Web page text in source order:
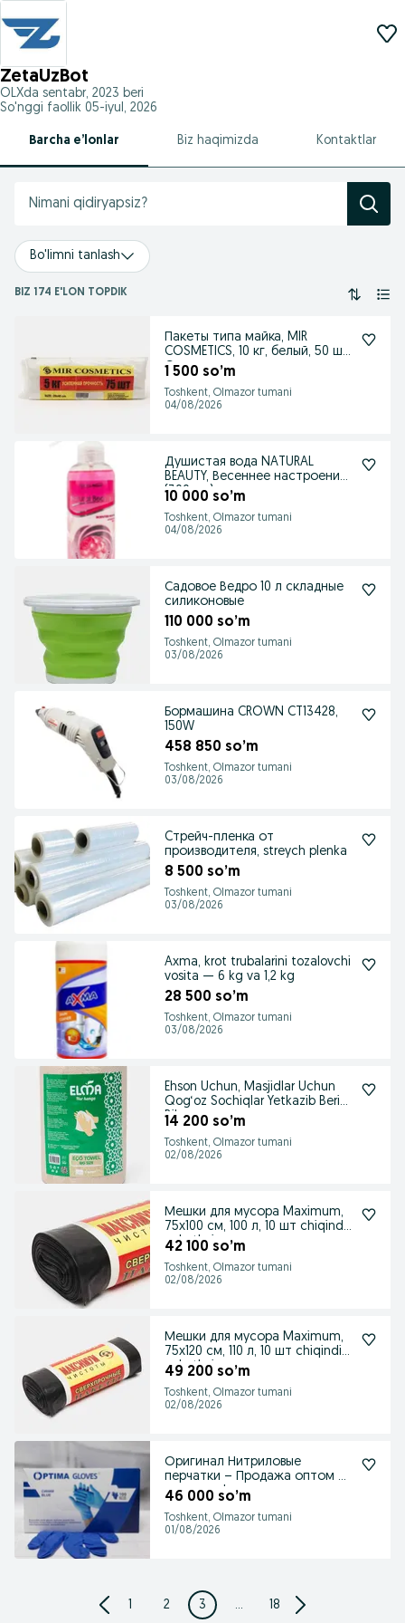
ZetaUzBot
OLXda sentabr, 2023 beri
So'nggi faollik 05-iyul, 2026
Barcha e’lonlar Biz haqimizda Kontaktlar
Bo'limni tanlash
BIZ 174 E'LON TOPDIK
Пакеты типа майка, MIR
COSMETICS, 10 кг, белый, 50 шт,
Суппер
1 500 so’m
Toshkent, Olmazor tumani
04/08/2026
Душистая вода NATURAL
BEAUTY, Весеннее настроение
(300 мл)
10 000 so’m
Toshkent, Olmazor tumani
04/08/2026
Садовое Ведро 10 л складные
силиконовые
110 000 so’m
Toshkent, Olmazor tumani
03/08/2026
Бормашина CROWN CT13428,
150W
458 850 so’m
Toshkent, Olmazor tumani
03/08/2026
Cтрейч-пленка от
производителя, streych plenka
8 500 so’m
Toshkent, Olmazor tumani
03/08/2026
Axma, krot trubalarini tozalovchi
vosita — 6 kg va 1,2 kg
28 500 so’m
Toshkent, Olmazor tumani
03/08/2026
Ehson Uchun, Masjidlar Uchun
Qog‘oz Sochiqlar Yetkazib Berish
Bilan
14 200 so’m
Toshkent, Olmazor tumani
02/08/2026
Мешки для мусора Maximum,
75x100 см, 100 л, 10 шт chiqindi
paketlari
42 100 so’m
Toshkent, Olmazor tumani
02/08/2026
Мешки для мусора Maximum,
75x120 см, 110 л, 10 шт chiqindi
paketlari
49 200 so’m
Toshkent, Olmazor tumani
02/08/2026
Оригинал Нитриловые
перчатки – Продажа оптом и
в розницу!
46 000 so’m
Toshkent, Olmazor tumani
01/08/2026
1 2 3 ... 18